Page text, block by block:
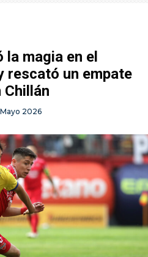
la magia en el
rescató un empate
Chillán
2026